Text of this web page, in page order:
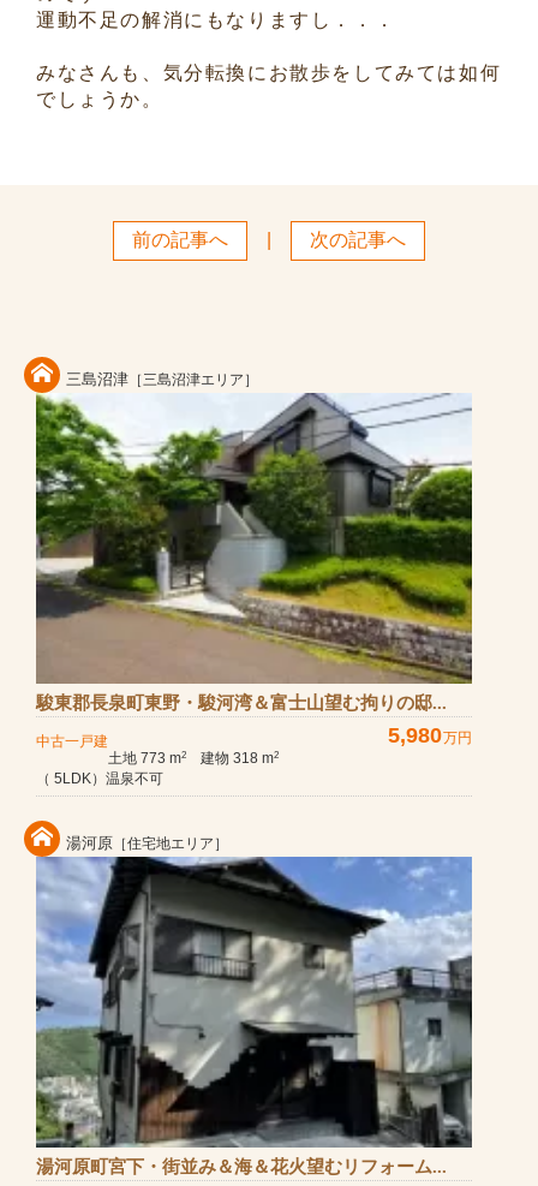
運動不足の解消にもなりますし．．．
みなさんも、気分転換にお散歩をしてみては如何
でしょうか。
前の記事へ 次の記事へ
三島沼津 ［三島沼津エリア］
駿東郡長泉町東野・駿河湾＆富士山望む拘りの邸...
中古一戸建 5,980万円
土地 773 m2 建物 318 m2
（ 5LDK）温泉不可
湯河原 ［住宅地エリア］
湯河原町宮下・街並み＆海＆花火望むリフォーム...